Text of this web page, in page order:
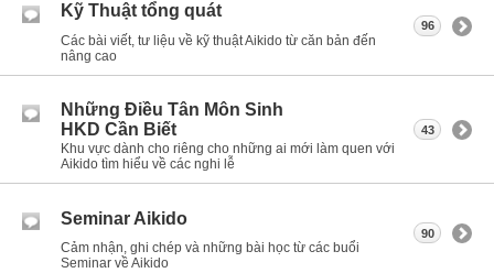
Kỹ Thuật tổng quát
Các bài viết, tư liệu về kỹ thuật Aikido từ căn bản đến
nâng cao
96
Những Điều Tân Môn Sinh
HKD Cần Biết
Khu vực dành cho riêng cho những ai mới làm quen với
Aikido tìm hiểu về các nghi lễ
43
Seminar Aikido
Cảm nhận, ghi chép và những bài học từ các buổi
Seminar về Aikido
90